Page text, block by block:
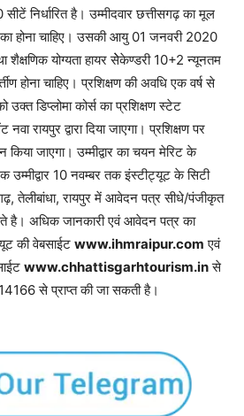
निर्धारित है। उम्मीदवार छत्तीसगढ़ का मूल
का होना चाहिए। उसकी आयु 01 जनवरी 2020
शैक्षणिक योग्यता हायर सेेकेण्डरी 10+2 न्यूनतम
होना चाहिए। प्रशिक्षण की अवधि एक वर्ष से
उक्त डिप्लोमा कोर्स का प्रशिक्षण स्टेट
रायपुर द्वारा दिया जाएगा। प्रशिक्षण पर
किया जाएगा। उम्मीद्वार का चयन मेरिट के
उम्मीद्वार 10 नवम्बर तक इंस्टीट्यूट के सिटी
तेलीबांधा, रायपुर में आवेदन पत्र सीधे/पंजीकृत
अधिक जानकारी एवं आवेदन पत्र का
की वेबसाईट www.ihmraipur.com एवं
www.chhattisgarhtourism.inसे
से प्राप्त की जा सकती है।